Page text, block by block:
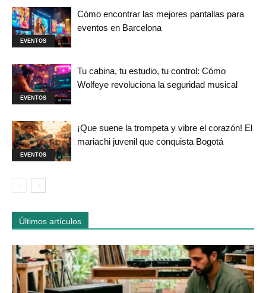
EVENTOS
Cómo encontrar las mejores pantallas para
eventos en Barcelona
EVENTOS
Tu cabina, tu estudio, tu control: Cómo
Wolfeye revoluciona la seguridad musical
EVENTOS
¡Que suene la trompeta y vibre el corazón! El
mariachi juvenil que conquista Bogotá
Últimos artículos